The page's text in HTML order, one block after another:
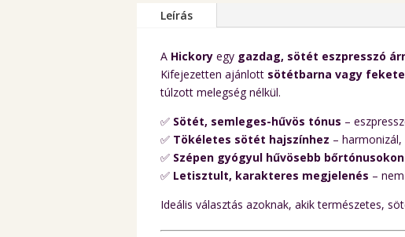
Leírás
A Hickory egy gazdag, sötét eszpresszó
Kifejezetten ajánlott sötétbarna vagy
túlzott melegség nélkül.
✅ Sötét, semleges-hűvös tónus –
✅ Tökéletes sötét hajszínhez –
✅ Szépen gyógyul hűvösebb
✅ Letisztult, karakteres megjelenés –
Ideális választás azoknak, akik természetes,